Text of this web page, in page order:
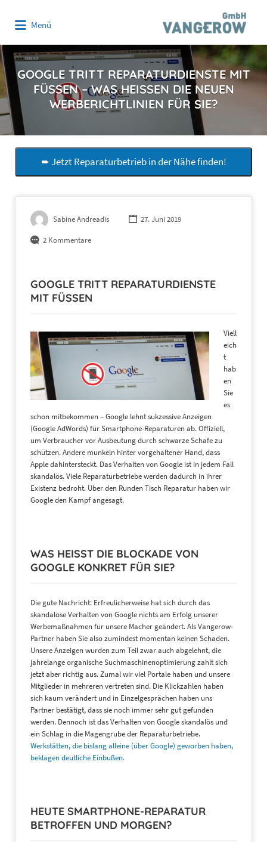
Menü
GOOGLE TRITT REPARATURDIENSTE MIT
FÜSSEN – WAS HEISSEN DIE NEUEN WE
RBERICHTLINIEN FÜR SIE?
➨ Jetzt Reparaturbetrieb in der Nähe finden!
Sabine Andreadis 27. Juni 2019
2 Kommentare
GOOGLE TRITT REPARATURDIENSTE
MIT FÜSSEN
Viell
eich
t
hab
en
Sie
es
schon mitbekommen – Google lehnt sukzessive Anzeigen
(Google AdWords) für Smartphone-Reparaturen ab. Offiziell,
um Verbraucher vor Ausbeutung durch schwarze Schafe zu
schützen. Andere munkeln hinter vorgehaltener Hand, dass
Apple dahintersteckt. Das Verhalten von Google ist in jedem Fall
skandalös. Viele Reparaturbetriebe werden dadurch in ihrer
Existenz bedroht. Über den Runden Tisch Reparatur haben wir
Google den Kampf angesagt.
WAS HEISST DIE BLOCKADE VON G
OOGLE KONKRET FÜR SIE?
Die gute Nachricht: Erfreulicherweise hat sich durch das
skandalöse Verhalten von Google nichts am Erfolg unserer
Werbemaßnahmen für unsere Macher geändert. Als Vangerow-
Partner haben Sie also zumindest momentan keinen Schaden.
Unsere Anzeigen wurden zum Teil zwar auch abgelehnt, die
jahrelange organische Suchmaschinenoptimierung zahlt sich
jetzt aber richtig aus. Zumal wir viel Portale haben und unsere
Mitglieder in mehreren vertreten sind. Die Klickzahlen haben
sich kaum verändert und in Einzelgesprächen haben uns
Partner bestätigt, dass sie noch immer sehr gut gefunden
werden. Dennoch ist das Verhalten von Google skandalös und
ein Schlag in die Magengrube der Reparaturbetriebe.
Werkstätten, die bislang alleine (über Google) geworben haben,
beklagen deutliche Einbußen.
HEUTE SMARTPHONE-REPARATUR
BETROFFEN UND MORGEN?